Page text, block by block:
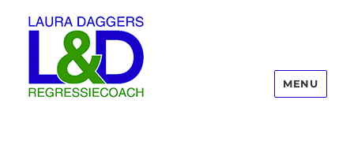
MENU